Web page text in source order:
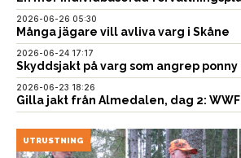
2026-06-26 05:30
Många jägare vill avliva varg i Skåne
2026-06-24 17:17
Skyddsjakt på varg som angrep ponny
2026-06-23 18:26
Gilla jakt från Almedalen, dag 2: WWF
UTRUSTNING